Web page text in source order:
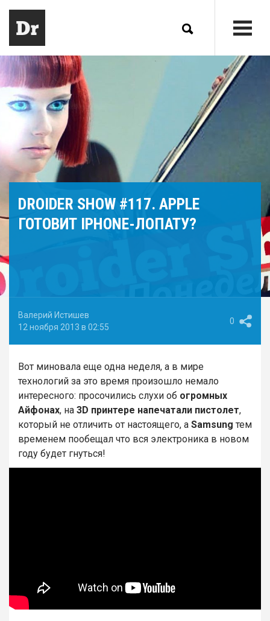
DROIDER SHOW #117. APPLE
ГОТОВИТ IPHONE-ЛОПАТУ?
Валерий Истишев
12 ноября 2013 в 02:55
0
Вот миновала еще одна неделя, а в мире
технологий за это время произошло немало
интересного: просочились слухи об огромных
Айфонах, на 3D принтере напечатали пистолет,
который не отличить от настоящего, а Samsung тем
временем пообещал что вся электроника в новом
году будет гнуться!